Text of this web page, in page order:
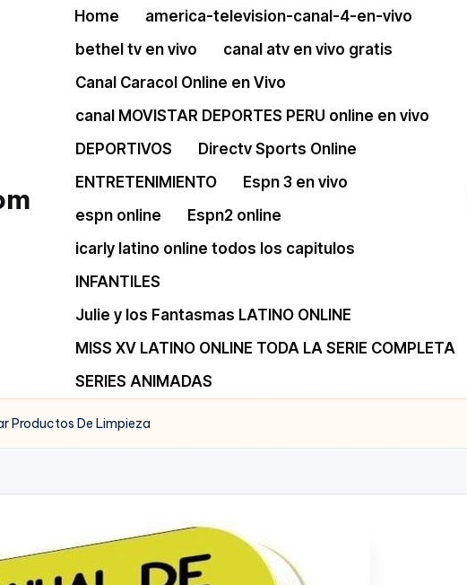
Home
america-television-canal-4-en-vivo
bethel tv en vivo
canal atv en vivo gratis
Canal Caracol Online en Vivo
canal MOVISTAR DEPORTES PERU online en vivo
DEPORTIVOS
Directv Sports Online
ENTRETENIMIENTO
Espn 3 en vivo
espn online
Espn2 online
icarly latino online todos los capitulos
INFANTILES
Julie y los Fantasmas LATINO ONLINE
MISS XV LATINO ONLINE TODA LA SERIE COMPLETA
SERIES ANIMADAS
Productos De Limpieza